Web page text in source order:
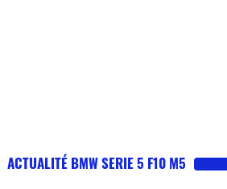
ACTUALITÉ BMW SERIE 5 F10 M5